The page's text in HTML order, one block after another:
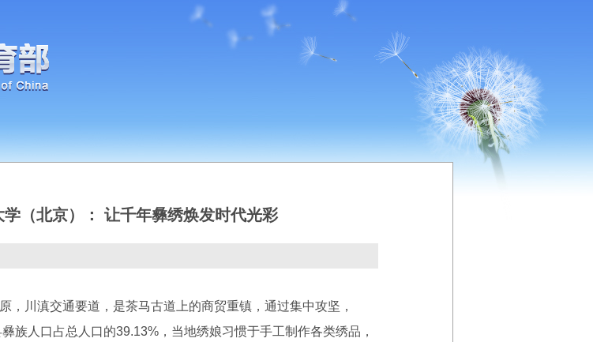
（北京）： 让千年彝绣焕发时代光彩
川滇交通要道，是茶马古道上的商贸重镇，通过集中攻坚，
族人口占总人口的39.13%，当地绣娘习惯于手工制作各类绣品，